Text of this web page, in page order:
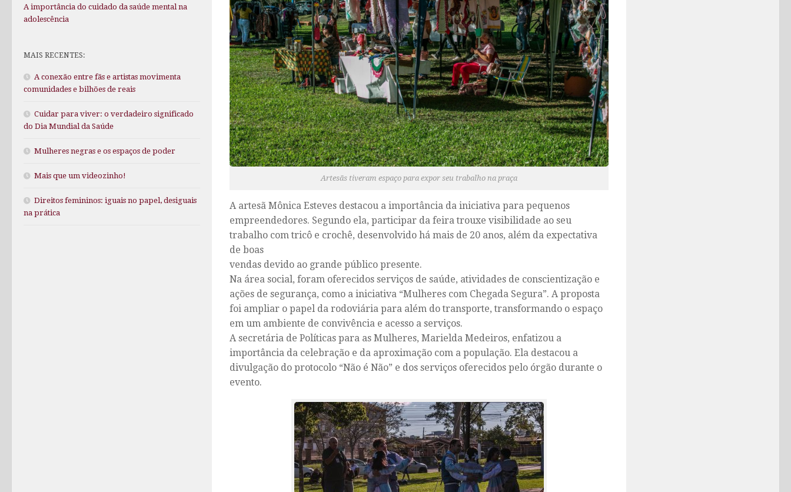
Artesãs tiveram espaço para expor seu trabalho na praça
A artesã Mônica Esteves destacou a importância da iniciativa para pequenos
empreendedores. Segundo ela, participar da feira trouxe visibilidade ao seu
trabalho com tricô e crochê, desenvolvido há mais de 20 anos, além da expectativa
de boas
vendas devido ao grande público presente.
Na área social, foram oferecidos serviços de saúde, atividades de conscientização e
ações de segurança, como a iniciativa “Mulheres com Chegada Segura”. A proposta
foi ampliar o papel da rodoviária para além do transporte, transformando o espaço
em um ambiente de convivência e acesso a serviços.
A secretária de Políticas para as Mulheres, Marielda Medeiros, enfatizou a
importância da celebração e da aproximação com a população. Ela destacou a
divulgação do protocolo “Não é Não” e dos serviços oferecidos pelo órgão durante o
evento.
A importância do cuidado da saúde mental na
adolescência
MAIS RECENTES:
A conexão entre fãs e artistas movimenta
comunidades e bilhões de reais
Cuidar para viver: o verdadeiro significado
do Dia Mundial da Saúde
Mulheres negras e os espaços de poder
Mais que um videozinho!
Direitos femininos: iguais no papel, desiguais
na prática